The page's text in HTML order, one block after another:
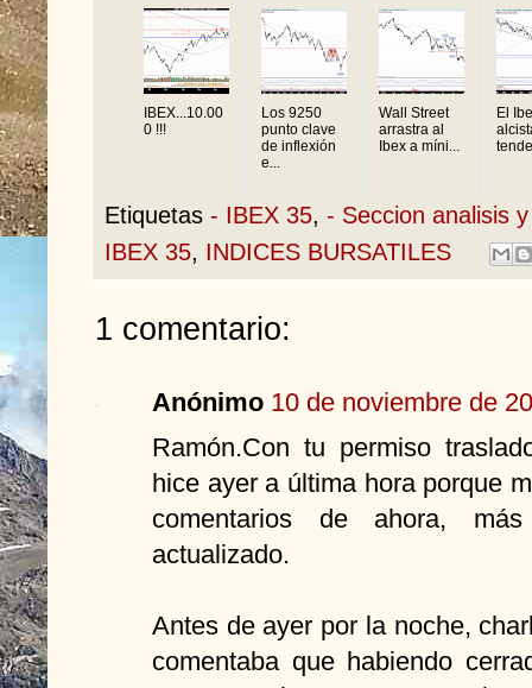
IBEX...10.00
0 !!!
Los 9250
punto clave
de inflexión
e...
Wall Street
arrastra al
Ibex a míni...
El
Etiquetas - IBEX 35, - Seccion analisis
IBEX 35, INDICES BURSATILES
1 comentario:
Anónimo 10 de noviembre de
Ramón.Con tu permiso
hice ayer a última hora porque
comentarios de ahora,
actualizado.
Antes de ayer por la noche,
comentaba que habiendo